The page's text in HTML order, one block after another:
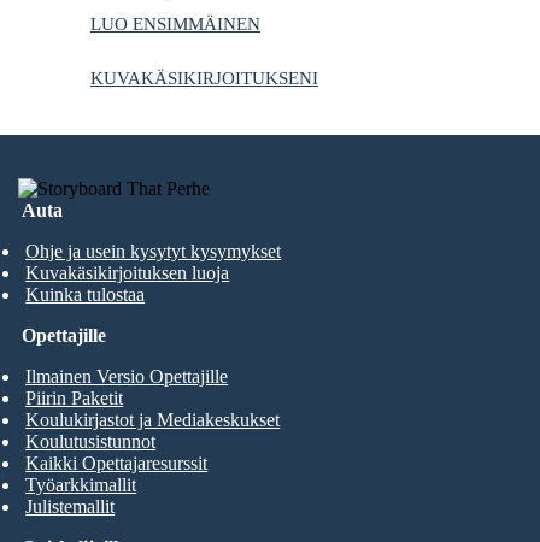
LUO ENSIMMÄINEN
KUVAKÄSIKIRJOITUKSENI
Auta
Ohje ja usein kysytyt kysymykset
Kuvakäsikirjoituksen luoja
Kuinka tulostaa
Opettajille
Ilmainen Versio Opettajille
Piirin Paketit
Koulukirjastot ja Mediakeskukset
Koulutusistunnot
Kaikki Opettajaresurssit
Työarkkimallit
Julistemallit